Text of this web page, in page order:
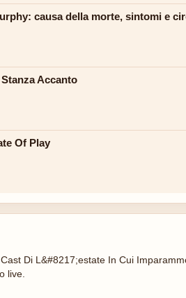
causa della morte, sintomi e
Accanto
Of Play
Di L&#8217;estate In Cui
live.